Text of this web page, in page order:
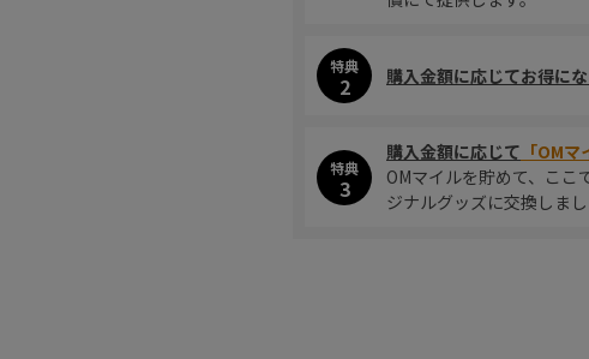
特典
2 購入金額に応じてお得に
特典
3
購入金額に応じて 「OM
OMマイルを貯めて、ここ
ジナルグッズに交換しまし